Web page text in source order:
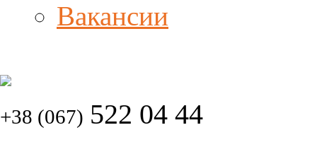
Вакансии
+38 (067) 522 04 44